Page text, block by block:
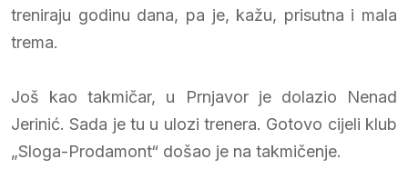
treniraju godinu dana, pa je, kažu, prisutna i mala
trema.
Još kao takmičar, u Prnjavor je dolazio Nenad
Jerinić. Sada je tu u ulozi trenera. Gotovo cijeli klub
„Sloga-Prodamont“ došao je na takmičenje.